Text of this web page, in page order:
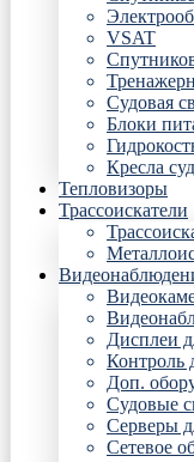
VSAT
Судовая
Блоки
Кресла
Тепловизоры
Трассоискатели
Дисплеи
Контроль
Доп.
Судовые
Серверы
Сетевое